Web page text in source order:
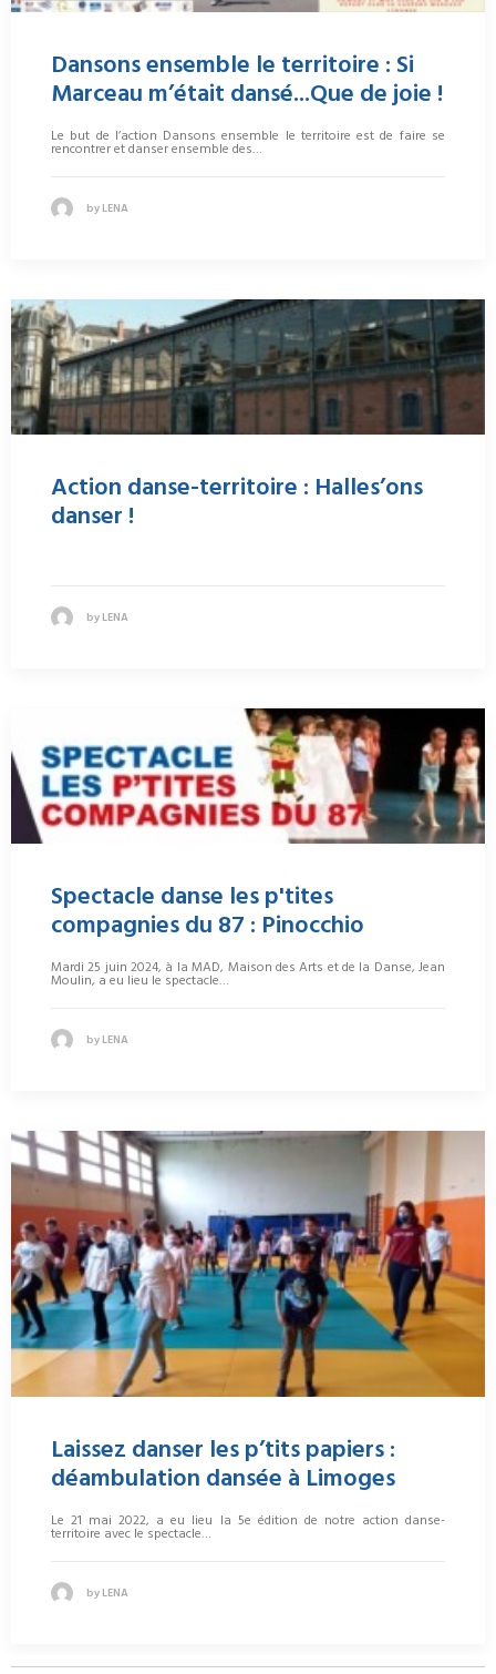
Dansons ensemble le territoire : Si
Marceau m’était dansé...Que de joie !
Le but de l’action Dansons ensemble le territoire est de faire se
rencontrer et danser ensemble des…
by LENA
Action danse-territoire : Halles’ons
danser !
by LENA
Spectacle danse les p'tites
compagnies du 87 : Pinocchio
Mardi 25 juin 2024, à la MAD, Maison des Arts et de la Danse, Jean
Moulin, a eu lieu le spectacle…
by LENA
Laissez danser les p’tits papiers :
déambulation dansée à Limoges
Le 21 mai 2022, a eu lieu la 5e édition de notre action danse-
territoire avec le spectacle…
by LENA